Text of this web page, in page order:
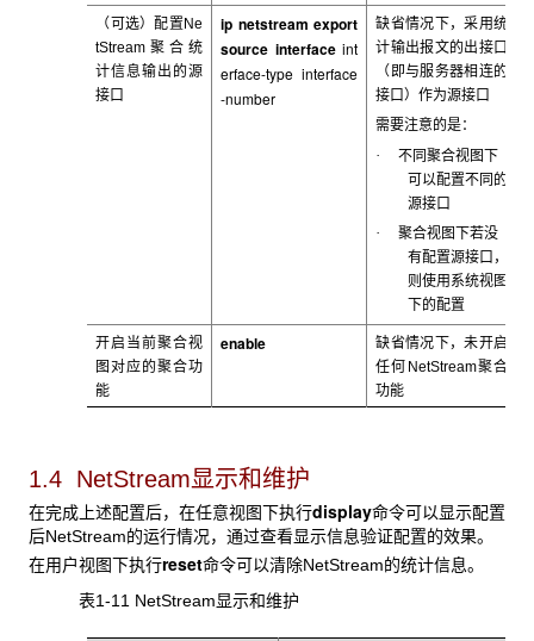
（可选）配置Ne
tStream 聚合统
计信息输出的源
接口
ip netstream export
source interface int
erface-type interface
-number
缺省情况下，采用统
计输出报文的出接口
（即与服务器相连的
接口）作为源接口
需要注意的是：
· 不同聚合视图下
可以配置不同的
源接口
· 聚合视图下若没
有配置源接口，
则使用系统视图
下的配置
开启当前聚合视
图对应的聚合功
能
enable
缺省情况下，未开启
任何NetStream聚合
功能
1.4 NetStream显示和维护
在完成上述配置后，在任意视图下执行display命令可以显示配置
后NetStream的运行情况，通过查看显示信息验证配置的效果。
在用户视图下执行reset命令可以清除NetStream的统计信息。
表1-11 NetStream显示和维护